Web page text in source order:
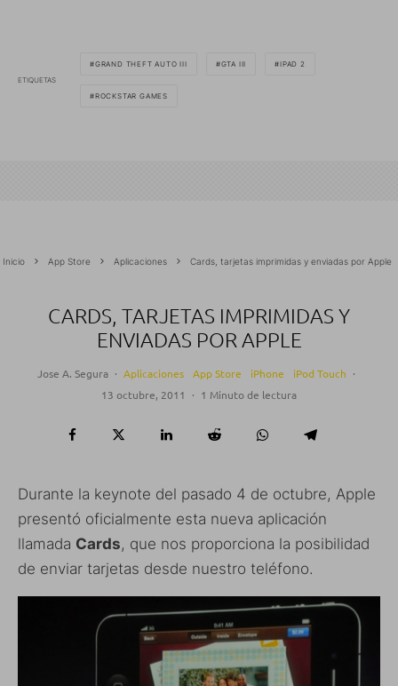
ETIQUETAS
GRAND THEFT AUTO III GTA III IPAD 2
ROCKSTAR GAMES
Inicio App Store Aplicaciones Cards, tarjetas imprimidas y enviadas por Apple
CARDS, TARJETAS IMPRIMIDAS Y
ENVIADAS POR APPLE
Jose A. Segura · Aplicaciones App Store iPhone iPod Touch ·
13 octubre, 2011
· 1 Minuto de lectura
Durante la keynote del pasado 4 de octubre, Apple
presentó oficialmente esta nueva aplicación
llamada Cards, que nos proporciona la posibilidad
de enviar tarjetas desde nuestro teléfono.